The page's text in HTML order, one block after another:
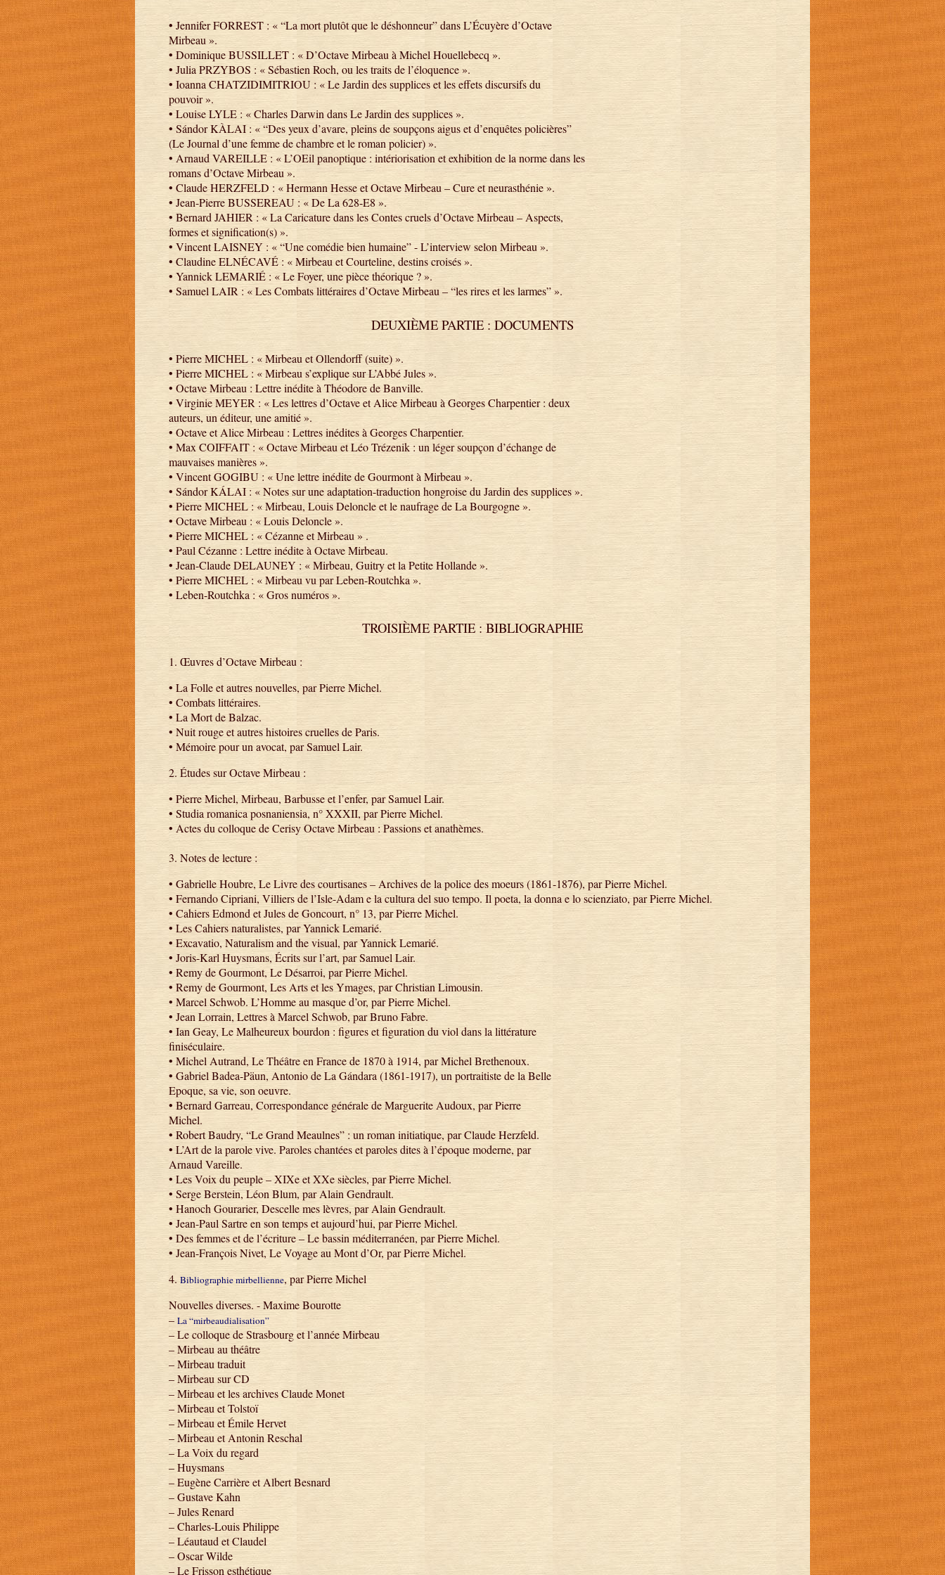
• Jennifer FORREST : « “La mort plutôt que le déshonneur” dans L’Écuyère d’Octave
Mirbeau ».
• Dominique BUSSILLET : « D’Octave Mirbeau à Michel Houellebecq ».
• Julia PRZYBOS : « Sébastien Roch, ou les traits de l’éloquence ».
• Ioanna CHATZIDIMITRIOU : « Le Jardin des supplices et les effets discursifs du
pouvoir ».
• Louise LYLE : « Charles Darwin dans Le Jardin des supplices ».
• Sándor KÀLAI : « “Des yeux d’avare, pleins de soupçons aigus et d’enquêtes policières”
(Le Journal d’une femme de chambre et le roman policier) ».
• Arnaud VAREILLE : « L’OEil panoptique : intériorisation et exhibition de la norme dans les
romans d’Octave Mirbeau ».
• Claude HERZFELD : « Hermann Hesse et Octave Mirbeau – Cure et neurasthénie ».
• Jean-Pierre BUSSEREAU : « De La 628-E8 ».
• Bernard JAHIER : « La Caricature dans les Contes cruels d’Octave Mirbeau – Aspects,
formes et signification(s) ».
• Vincent LAISNEY : « “Une comédie bien humaine” - L’interview selon Mirbeau ».
• Claudine ELNÉCAVÉ : « Mirbeau et Courteline, destins croisés ».
• Yannick LEMARIÉ : « Le Foyer, une pièce théorique ? ».
• Samuel LAIR : « Les Combats littéraires d’Octave Mirbeau – “les rires et les larmes” ».
DEUXIÈME PARTIE : DOCUMENTS
• Pierre MICHEL : « Mirbeau et Ollendorff (suite) ».
• Pierre MICHEL : « Mirbeau s’explique sur L’Abbé Jules ».
• Octave Mirbeau : Lettre inédite à Théodore de Banville.
• Virginie MEYER : « Les lettres d’Octave et Alice Mirbeau à Georges Charpentier : deux
auteurs, un éditeur, une amitié ».
• Octave et Alice Mirbeau : Lettres inédites à Georges Charpentier.
• Max COIFFAIT : « Octave Mirbeau et Léo Trézenik : un léger soupçon d’échange de
mauvaises manières ».
• Vincent GOGIBU : « Une lettre inédite de Gourmont à Mirbeau ».
• Sándor KÁLAI : « Notes sur une adaptation-traduction hongroise du Jardin des supplices ».
• Pierre MICHEL : « Mirbeau, Louis Deloncle et le naufrage de La Bourgogne ».
• Octave Mirbeau : « Louis Deloncle ».
• Pierre MICHEL : « Cézanne et Mirbeau » .
• Paul Cézanne : Lettre inédite à Octave Mirbeau.
• Jean-Claude DELAUNEY : « Mirbeau, Guitry et la Petite Hollande ».
• Pierre MICHEL : « Mirbeau vu par Leben-Routchka ».
• Leben-Routchka : « Gros numéros ».
TROISIÈME PARTIE : BIBLIOGRAPHIE
1. Œuvres d’Octave Mirbeau :
• La Folle et autres nouvelles, par Pierre Michel.
• Combats littéraires.
• La Mort de Balzac.
• Nuit rouge et autres histoires cruelles de Paris.
• Mémoire pour un avocat, par Samuel Lair.
2. Études sur Octave Mirbeau :
• Pierre Michel, Mirbeau, Barbusse et l’enfer, par Samuel Lair.
• Studia romanica posnaniensia, n° XXXII, par Pierre Michel.
• Actes du colloque de Cerisy Octave Mirbeau : Passions et anathèmes.
3. Notes de lecture :
• Gabrielle Houbre, Le Livre des courtisanes – Archives de la police des moeurs (1861-1876), par Pierre Michel.
• Fernando Cipriani, Villiers de l’Isle-Adam e la cultura del suo tempo. Il poeta, la donna e lo scienziato, par Pierre Michel.
• Cahiers Edmond et Jules de Goncourt, n° 13, par Pierre Michel.
• Les Cahiers naturalistes, par Yannick Lemarié.
• Excavatio, Naturalism and the visual, par Yannick Lemarié.
• Joris-Karl Huysmans, Écrits sur l’art, par Samuel Lair.
• Remy de Gourmont, Le Désarroi, par Pierre Michel.
• Remy de Gourmont, Les Arts et les Ymages, par Christian Limousin.
• Marcel Schwob. L’Homme au masque d’or, par Pierre Michel.
• Jean Lorrain, Lettres à Marcel Schwob, par Bruno Fabre.
• Ian Geay, Le Malheureux bourdon : figures et figuration du viol dans la littérature
finiséculaire.
• Michel Autrand, Le Théâtre en France de 1870 à 1914, par Michel Brethenoux.
• Gabriel Badea-Päun, Antonio de La Gándara (1861-1917), un portraitiste de la Belle
Epoque, sa vie, son oeuvre.
• Bernard Garreau, Correspondance générale de Marguerite Audoux, par Pierre
Michel.
• Robert Baudry, “Le Grand Meaulnes” : un roman initiatique, par Claude Herzfeld.
• L’Art de la parole vive. Paroles chantées et paroles dites à l’époque moderne, par
Arnaud Vareille.
• Les Voix du peuple – XIXe et XXe siècles, par Pierre Michel.
• Serge Berstein, Léon Blum, par Alain Gendrault.
• Hanoch Gourarier, Descelle mes lèvres, par Alain Gendrault.
• Jean-Paul Sartre en son temps et aujourd’hui, par Pierre Michel.
• Des femmes et de l’écriture – Le bassin méditerranéen, par Pierre Michel.
• Jean-François Nivet, Le Voyage au Mont d’Or, par Pierre Michel.
4. Bibliographie mirbellienne, par Pierre Michel
Nouvelles diverses. - Maxime Bourotte
– La “mirbeaudialisation”
– Le colloque de Strasbourg et l’année Mirbeau
– Mirbeau au théâtre
– Mirbeau traduit
– Mirbeau sur CD
– Mirbeau et les archives Claude Monet
– Mirbeau et Tolstoï
– Mirbeau et Émile Hervet
– Mirbeau et Antonin Reschal
– La Voix du regard
– Huysmans
– Eugène Carrière et Albert Besnard
– Gustave Kahn
– Jules Renard
– Charles-Louis Philippe
– Léautaud et Claudel
– Oscar Wilde
– Le Frisson esthétique